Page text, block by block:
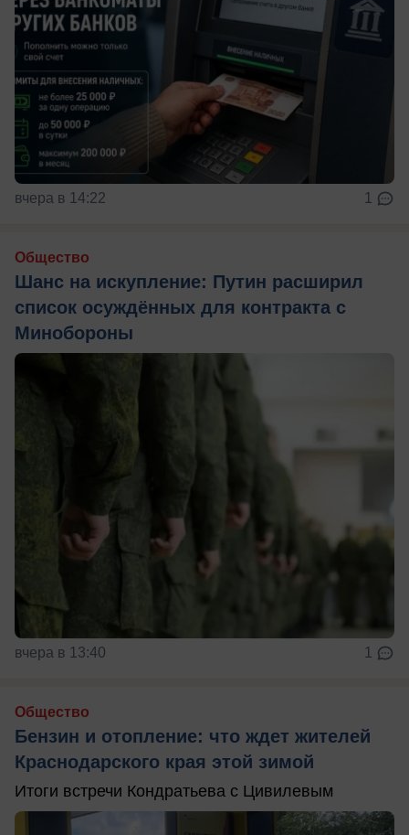
вчера в 14:22 1
Общество
Шанс на искупление: Путин расширил
список осуждённых для контракта с
Минобороны
вчера в 13:40 1
Общество
Бензин и отопление: что ждет жителей
Краснодарского края этой зимой
Итоги встречи Кондратьева с Цивилевым